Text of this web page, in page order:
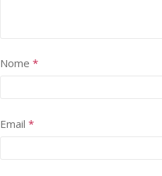
Nome *
Email *